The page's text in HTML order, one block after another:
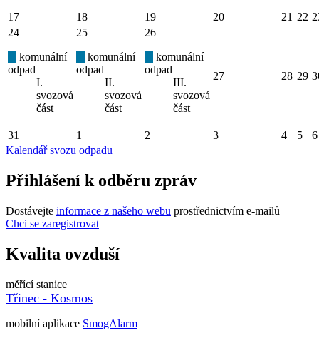
17 18 19 20 21 22
24
komunální
odpad
I.
svozová
část
25
komunální
odpad
II.
svozová
část
26
komunální
odpad
III.
svozová
část
27 28 29
31 1 2 3 4 5
6
Kalendář svozu odpadu
Přihlášení k odběru zpráv
Dostávejte informace z našeho webu prostřednictvím e-mailů
Chci se zaregistrovat
Kvalita ovzduší
měřící stanice
Třinec - Kosmos
mobilní aplikace SmogAlarm